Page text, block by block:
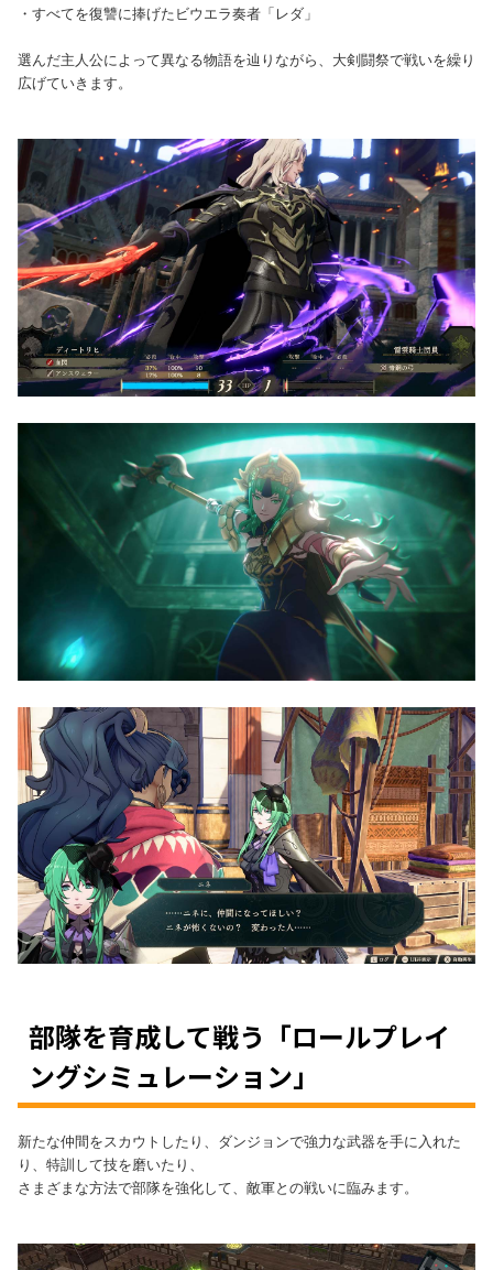
・すべてを復讐に捧げたビウエラ奏者「レダ」
選んだ主人公によって異なる物語を辿りながら、大剣闘祭で戦いを繰り
広げていきます。
部隊を育成して戦う「ロールプレイ
ングシミュレーション」
新たな仲間をスカウトしたり、ダンジョンで強力な武器を手に入れた
り、特訓して技を磨いたり、
さまざまな方法で部隊を強化して、敵軍との戦いに臨みます。